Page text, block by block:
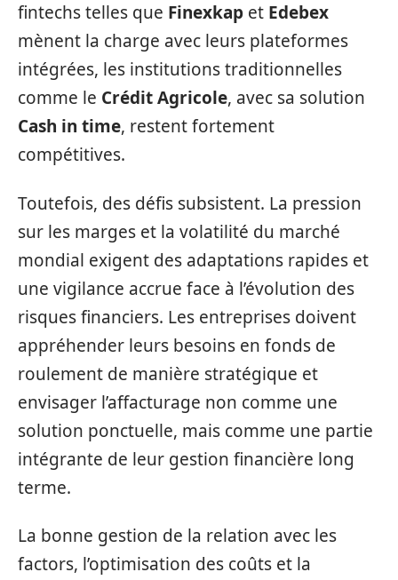
fintechs telles que Finexkap et Edebex
mènent la charge avec leurs plateformes
intégrées, les institutions traditionnelles
comme le Crédit Agricole, avec sa solution
Cash in time, restent fortement
compétitives.
Toutefois, des défis subsistent. La pression
sur les marges et la volatilité du marché
mondial exigent des adaptations rapides et
une vigilance accrue face à l’évolution des
risques financiers. Les entreprises doivent
appréhender leurs besoins en fonds de
roulement de manière stratégique et
envisager l’affacturage non comme une
solution ponctuelle, mais comme une partie
intégrante de leur gestion financière long
terme.
La bonne gestion de la relation avec les
factors, l’optimisation des coûts et la